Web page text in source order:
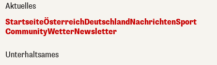
Aktuelles
StartseiteÖsterreichDeutschlandNachrichtenSport
CommunityWetterNewsletter
Unterhaltsames